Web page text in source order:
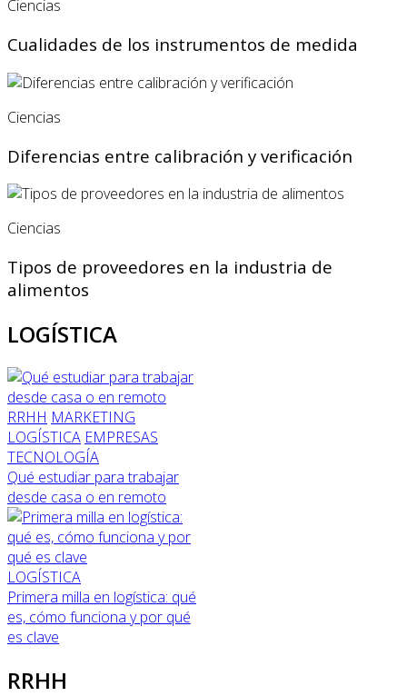
Ciencias
Cualidades de los instrumentos de medida
Ciencias
Diferencias entre calibración y verificación
Ciencias
Tipos de proveedores en la industria de
alimentos
LOGÍSTICA
RRHH MARKETING
LOGÍSTICA EMPRESAS
TECNOLOGÍA
Qué estudiar para trabajar
desde casa o en remoto
LOGÍSTICA
Primera milla en logística: qué
es, cómo funciona y por qué
es clave
RRHH